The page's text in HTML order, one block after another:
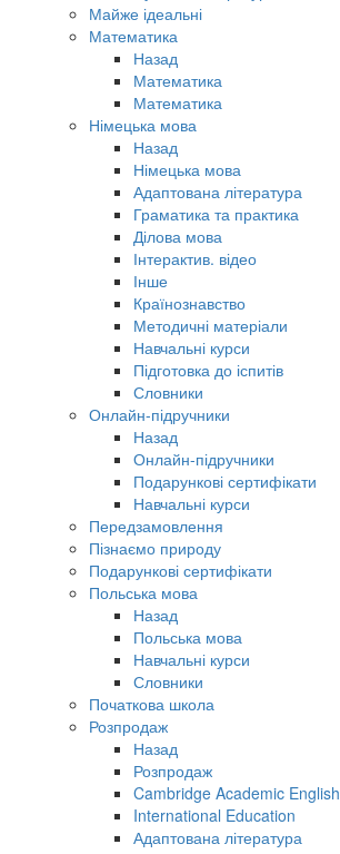
Майже ідеальні
Математика
Назад
Математика
Математика
Німецька мова
Назад
Німецька мова
Адаптована література
Граматика та практика
Ділова мова
Інтерактив. відео
Інше
Країнознавство
Методичні матеріали
Навчальні курси
Підготовка до іспитів
Словники
Онлайн-підручники
Назад
Онлайн-підручники
Подарункові сертифікати
Навчальні курси
Передзамовлення
Пізнаємо природу
Подарункові сертифікати
Польська мова
Назад
Польська мова
Навчальні курси
Словники
Початкова школа
Розпродаж
Назад
Розпродаж
Cambridge Academic English
International Education
Адаптована література